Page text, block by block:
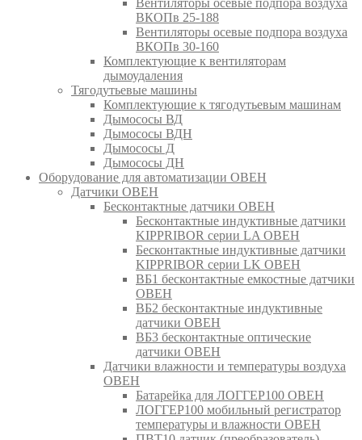
Вентиляторы осевые подпора воздуха
ВКОПв 25-188
Вентиляторы осевые подпора воздуха
ВКОПв 30-160
Комплектующие к вентиляторам
дымоудаления
Тягодутьевые машины
Комплектующие к тягодутьевым машинам
Дымососы ВД
Дымососы ВДН
Дымососы Д
Дымососы ДН
Оборудование для автоматизации ОВЕН
Датчики ОВЕН
Бесконтактные датчики ОВЕН
Бесконтактные индуктивные датчики
KIPPRIBOR серии LA ОВЕН
Бесконтактные индуктивные датчики
KIPPRIBOR серии LK ОВЕН
ВБ1 бесконтактные емкостные датчики
ОВЕН
ВБ2 бесконтактные индуктивные
датчики ОВЕН
ВБ3 бесконтактные оптические
датчики ОВЕН
Датчики влажности и температуры воздуха
ОВЕН
Батарейка для ЛОГГЕР100 ОВЕН
ЛОГГЕР100 мобильный регистратор
температуры и влажности ОВЕН